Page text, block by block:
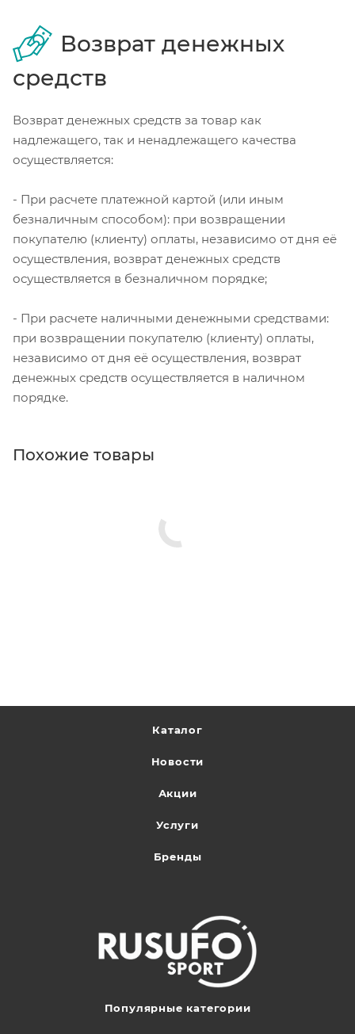
Возврат денежных
средств
Возврат денежных средств за товар как
надлежащего, так и ненадлежащего качества
осуществляется:
- При расчете платежной картой (или иным
безналичным способом): при возвращении
покупателю (клиенту) оплаты, независимо от дня её
осуществления, возврат денежных средств
осуществляется в безналичном порядке;
- При расчете наличными денежными средствами:
при возвращении покупателю (клиенту) оплаты,
независимо от дня её осуществления, возврат
денежных средств осуществляется в наличном
порядке.
Похожие товары
Каталог
Новости
Акции
Услуги
Бренды
Популярные категории